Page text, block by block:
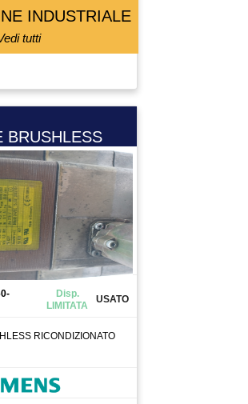
INDUSTRIALE
tutti
BRUSHLESS
Disp.
LIMITATA
USATO
RICONDIZIONATO